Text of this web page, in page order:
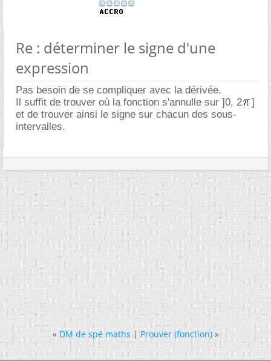
Re : déterminer le signe d'une
expression
Pas besoin de se compliquer avec la dérivée.
Il suffit de trouver où la fonction s'annulle sur ]0, 2
]
et de trouver ainsi le signe sur chacun des sous-
intervalles.
« DM de spé maths|Prouver (fonction) »